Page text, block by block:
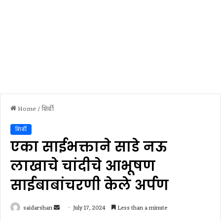
Home/शिर्डी
शिर्डी
एका साईभक्ताने साडे नऊ
लाखाचे चांदीचे आभूषण
साईबाबांचरणी केले अर्पण
saidarshan
Send July 17, 2024 Less than a minute